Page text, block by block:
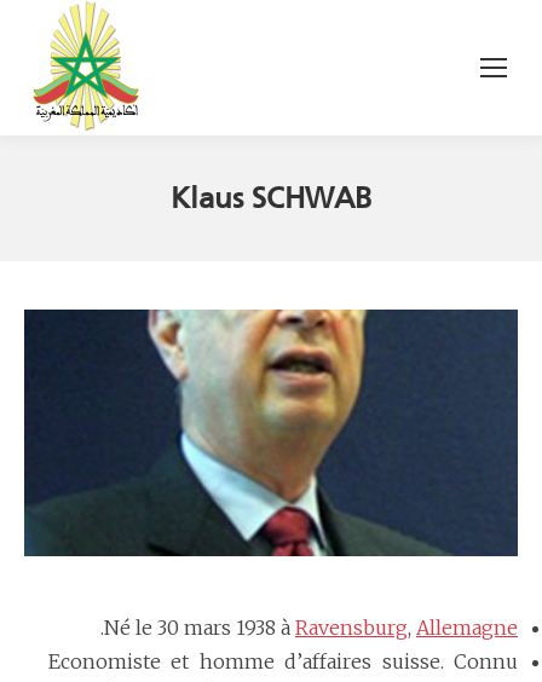
Klaus SCHWAB
Né le 30 mars 1938 à Ravensburg, Allemagne
.
Economiste et homme d’affaires suisse. Connu